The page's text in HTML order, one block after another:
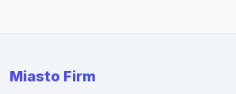
Miasto Firm